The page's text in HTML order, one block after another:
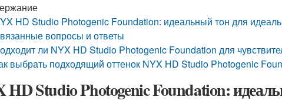
HD Studio Photogenic Foundation: идеальный тон для
вопросы и ответы
ли NYX HD Studio Photogenic Foundation для
выбрать подходящий оттенок NYX HD Studio Photogenic
HD Studio Photogenic Foundation: